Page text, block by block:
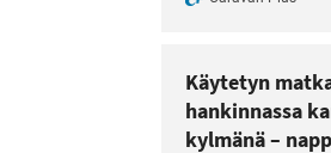
Käytetyn
hankinnassa
kylmänä –